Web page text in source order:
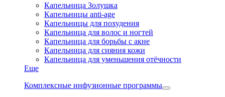
Капельница Золушка
Капельницы anti-age
Капельницы для похудения
Капельница для волос и ногтей
Капельница для борьбы с акне
Капельница для сияния кожи
Капельница для уменьшения отёчности
Еще
Комплексные инфузионные программы